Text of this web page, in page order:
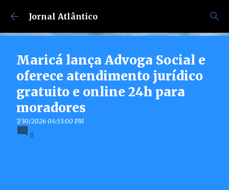
Pular para o conteúdo principal
Jornal Atlântico
Maricá lança Advoga Social e
oferece atendimento jurídico
gratuito e online 24h para
moradores
7/30/2026 04:53:00 PM
0